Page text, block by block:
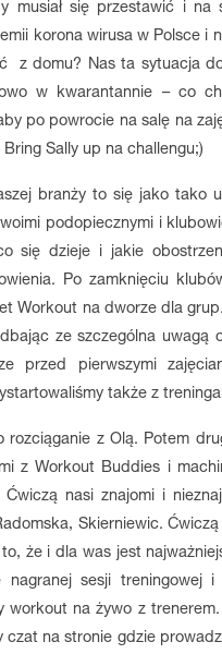
musiał się przestawić i
korona wirusa w Polsce i
z domu? Nas ta sytuacja
w kwarantannie – co
po powrocie na salę na
Sally up na challengu;)
branży to się jako tako
podopiecznymi i
się dzieje i jakie
Po zamknięciu
Workout na dworze dla
ze szczególna uwagą
przed pierwszymi
także z
rozciąganie z Olą. Potem
z Workout Buddies i
nasi znajomi i
Skierniewic.
że i dla was jest
nagranej sesji
workout na żywo z
czat na stronie gdzie